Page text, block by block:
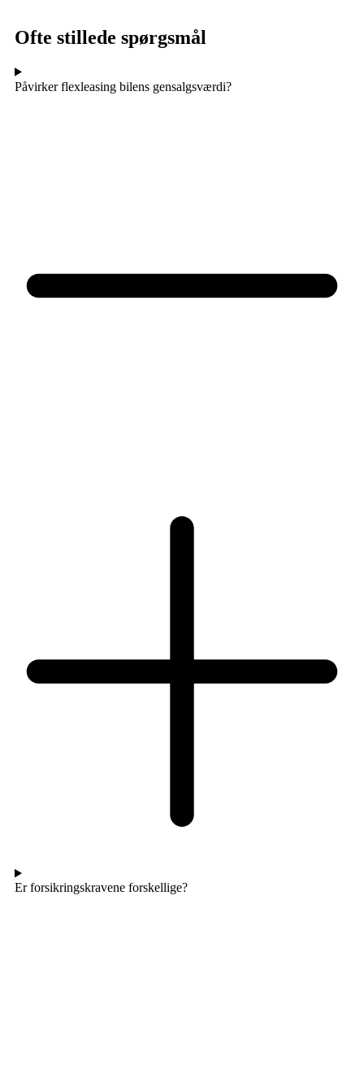
Ofte stillede spørgsmål
Påvirker flexleasing bilens gensalgsværdi?
Er forsikringskravene forskellige?